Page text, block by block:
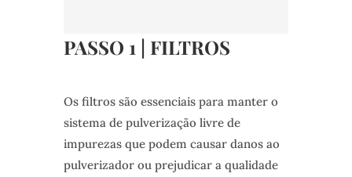
PASSO 1 | FILTROS
Os filtros são essenciais para manter o
sistema de pulverização livre de
impurezas que podem causar danos ao
pulverizador ou prejudicar a qualidade